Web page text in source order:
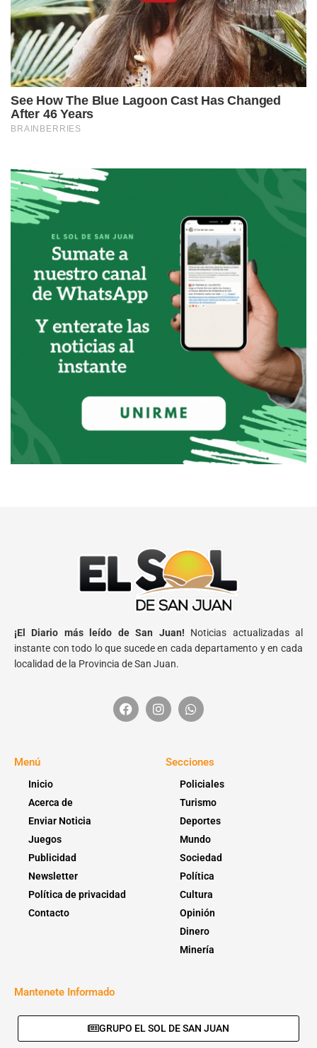
¡El Diario más leído de San Juan! Noticias actualizadas al
instante con todo lo que sucede en cada departamento y en cada
localidad de la Provincia de San Juan.
Menú
Inicio
Acerca de
Enviar Noticia
Juegos
Publicidad
Newsletter
Política de privacidad
Contacto
Secciones
Policiales
Turismo
Deportes
Mundo
Sociedad
Política
Cultura
Opinión
Dinero
Minería
Mantenete Informado
GRUPO EL SOL DE SAN JUAN